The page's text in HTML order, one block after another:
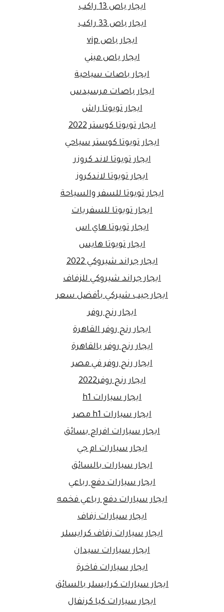
ايجار باص 13 راكب
ايجار باص 33 راكب
ايجار باص vip
ايجار باص ميني
ايجار باصات سياحية
ايجار باصات مرسيدس
ايجار تويوتا راش
ايجار تويوتا كوستر 2022
ايجار تويوتا كوستر سياحي
ايجار تويوتا لاند كروزر
ايجار تويوتا لاندكروز
ايجار تويوتا للسفر والسياحة
ايجار تويوتا للسفريات
ايجار تويوتا هاي اس
ايجار تويوتا هايس
ايجار جراند شيروكي 2022
ايجار جراند شيروكي للزفاف
ايجار جيب شيركي بأفضل سعر
ايجار رنج روفر
ايجار رنج روفر القاهرة
ايجار رنج روفر بالقاهرة
ايجار رنج روفر في مصر
ايجار رنج روفر2022
ايجار سيارات h1
ايجار سيارات h1 مصر
ايجار سيارات افراح بسائق
ايجار سيارات ام جي
ايجار سيارات بالسائق
ايجار سيارات دفع رباعي
ايجار سيارات دفع رباعي فخمه
ايجار سيارات زفاف
ايجار سيارات زفاف كرايسلر
ايجار سيارات سيدان
ايجار سيارات فاخرة
ايجار سيارات كرايسلر بالسائق
ايجار سيارات كيا كرنفال